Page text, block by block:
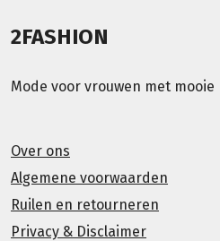
2FASHION
Mode voor vrouwen met
Over ons
Algemene voorwaarden
Ruilen en retourneren
Privacy & Disclaimer